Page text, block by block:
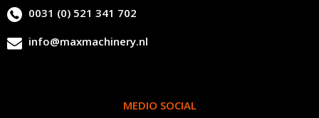
0031 (0) 521 341 702
info@maxmachinery.nl
MEDIO SOCIAL